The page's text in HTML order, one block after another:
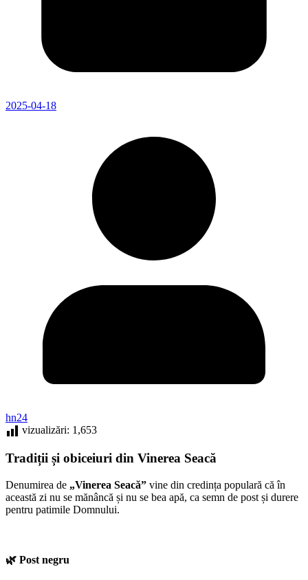
2025-04-18
hn24
vizualizări: 1,653
Tradiții și obiceiuri din Vinerea Seacă
Denumirea de „Vinerea Seacă” vine din credința populară că în
această zi nu se mănâncă și nu se bea apă, ca semn de post și durere
pentru patimile Domnului.
🌿 Post negru